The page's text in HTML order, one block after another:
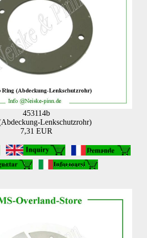
453114b
Lenkschutzrohr)
7,31 EUR